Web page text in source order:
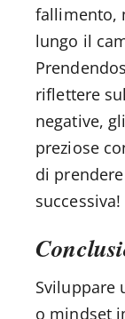
fallimento,
lungo il
riflettere
negative,
preziose
di
successiva!
Sviluppare
o mindset